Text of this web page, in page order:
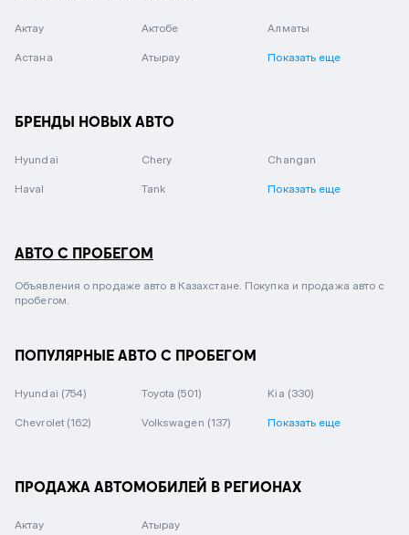
Актау Актобе Алматы
Астана Атырау Показать еще
БРЕНДЫ НОВЫХ АВТО
Hyundai Chery Changan
Haval Tank Показать еще
АВТО С ПРОБЕГОМ
Объявления о продаже авто в Казахстане. Покупка и продажа авто с
пробегом.
ПОПУЛЯРНЫЕ АВТО С ПРОБЕГОМ
Hyundai (754) Toyota (501) Kia (330)
Chevrolet (162) Volkswagen (137) Показать еще
ПРОДАЖА АВТОМОБИЛЕЙ В РЕГИОНАХ
Актау Атырау